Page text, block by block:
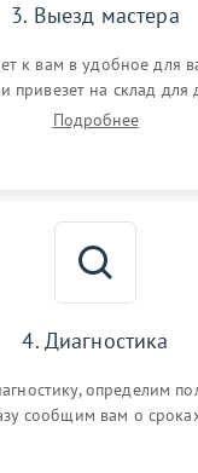
3. Выезд мастера
к вам в удобное для
привезет на склад для
Подробнее
4. Диагностика
определим
сообщим вам о